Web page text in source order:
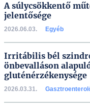
A súlycsökkentő
jelentősége
2026.06.03. Egyéb
Irritábilis bél
önbevalláson
gluténérzékenysége
2026.03.31.